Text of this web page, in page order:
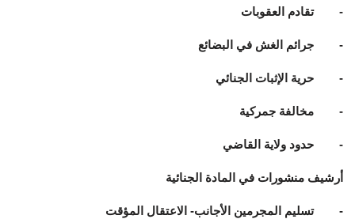
- تقادم العقوبات
- جرائم الغش في البضائع
- حرية الإثبات الجنائي
- مخالفة جمركية
- حدود ولاية القاضي
أرشيف منشورات في المادة الجنائية
- تسليم المجرمين الأجانب- الاعتقال المؤقت